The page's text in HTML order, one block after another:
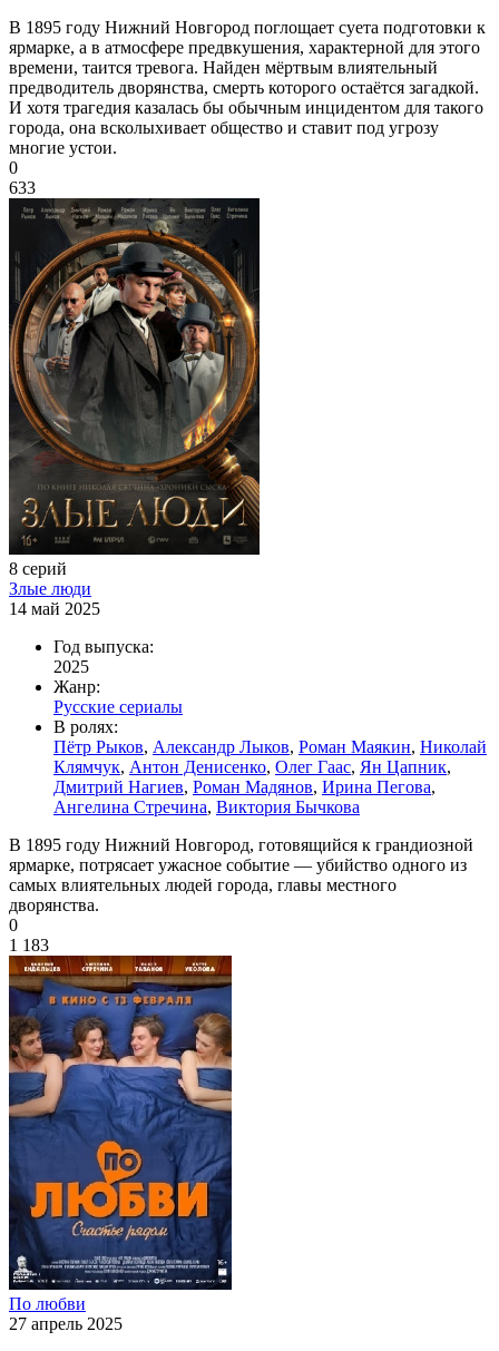
В 1895 году Нижний Новгород поглощает суета подготовки к
ярмарке, а в атмосфере предвкушения, характерной для этого
времени, таится тревога. Найден мёртвым влиятельный
предводитель дворянства, смерть которого остаётся загадкой.
И хотя трагедия казалась бы обычным инцидентом для такого
города, она всколыхивает общество и ставит под угрозу
многие устои.
0
633
8 серий
Злые люди
14 май 2025
Год выпуска:
2025
Жанр:
Русские сериалы
В ролях:
Пётр Рыков, Александр Лыков, Роман Маякин, Николай
Клямчук, Антон Денисенко, Олег Гаас, Ян Цапник,
Дмитрий Нагиев, Роман Мадянов, Ирина Пегова,
Ангелина Стречина, Виктория Бычкова
В 1895 году Нижний Новгород, готовящийся к грандиозной
ярмарке, потрясает ужасное событие — убийство одного из
самых влиятельных людей города, главы местного
дворянства.
0
1 183
По любви
27 апрель 2025